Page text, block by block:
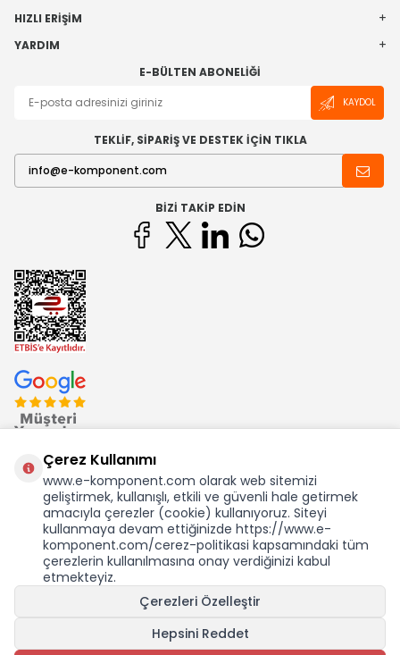
HIZLI ERIŞIM
YARDIM
E-BÜLTEN ABONELIĞI
KAYDOL
TEKLİF, SİPARİŞ VE DESTEK İÇİN TIKLA
BIZI TAKIP EDIN
Ekom Elk. Elektronik San. ve Tic. A.Ş.'nin Tescilli Bir Markasıdır
Çerez Kullanımı
www.e-komponent.com olarak web sitemizi
geliştirmek, kullanışlı, etkili ve güvenli hale getirmek
amacıyla çerezler (cookie) kullanıyoruz. Siteyi
kullanmaya devam ettiğinizde https://www.e-
komponent.com/cerez-politikasi kapsamındaki tüm
çerezlerin kullanılmasına onay verdiğinizi kabul
etmekteyiz.
Çerezleri Özelleştir
Hepsini Reddet